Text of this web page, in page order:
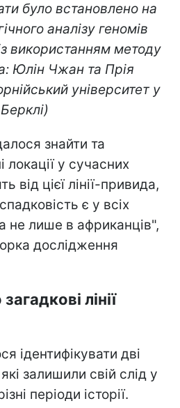
було встановлено на
аналізу геномів
використанням методу
Юлін Чжан та Прія
університет у
Берклі)
знайти та
локації у сучасних
від цієї лінії-привида,
є у всіх
не лише в африканців",
дослідження
лінії
ідентифікувати дві
залишили свій слід у
періоди історії.